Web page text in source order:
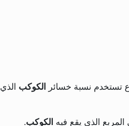
تستخدم نسبة خسائر الكوكب الذي
الذي يقع فيه الكوكب.